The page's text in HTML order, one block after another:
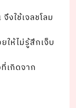
งใช้เจลชโลม
ให้ไม่รู้สึกเจ็บ
เกิดจาก